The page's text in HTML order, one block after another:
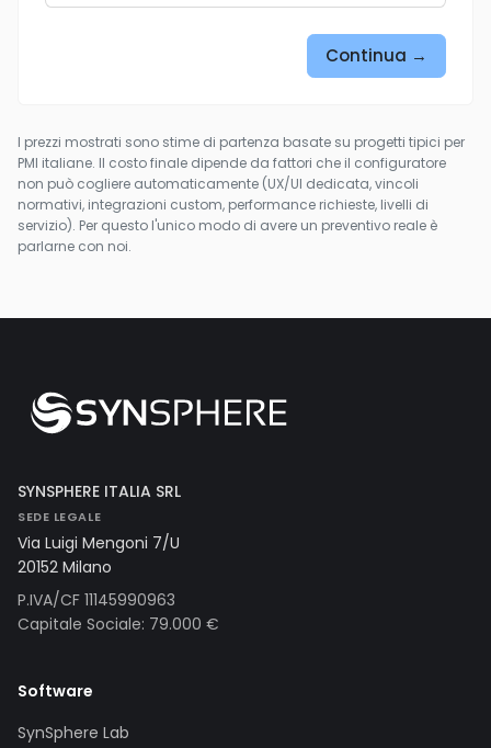
Continua →
I prezzi mostrati sono stime di partenza basate su progetti tipici per
PMI italiane. Il costo finale dipende da fattori che il configuratore
non può cogliere automaticamente (UX/UI dedicata, vincoli
normativi, integrazioni custom, performance richieste, livelli di
servizio). Per questo l'unico modo di avere un preventivo reale è
parlarne con noi.
SYNSPHERE ITALIA SRL
SEDE LEGALE
Via Luigi Mengoni 7/U
20152 Milano
P.IVA/CF 11145990963
Capitale Sociale: 79.000 €
Software
SynSphere Lab